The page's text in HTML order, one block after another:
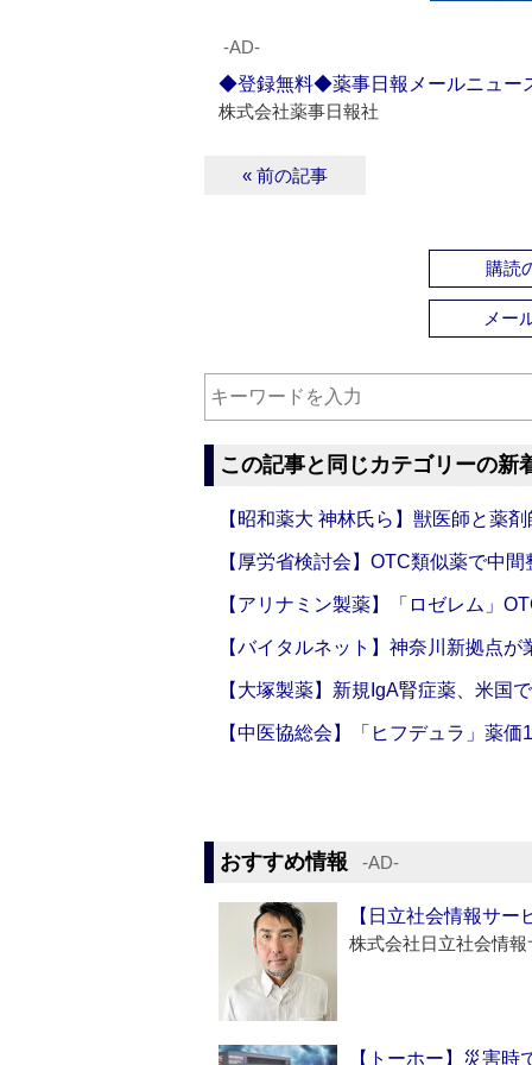
‐AD‐
◆登録無料◆薬事日報メールニュ
株式会社薬事日報社
« 前の記事
購読
メー
この記事と同じカテゴリーの新
【昭和薬大 神林氏ら】獣医師と薬
【厚労省検討会】OTC類似薬で中
【アリナミン製薬】「ロゼレム」
【バイタルネット】神奈川新拠点
【大塚製薬】新規IgA腎症薬、米国
【中医協総会】「ヒフデュラ」薬
おすすめ情報 ‐AD‐
【日立社会情報サ
株式会社日立社会情報
【トーホー】災害